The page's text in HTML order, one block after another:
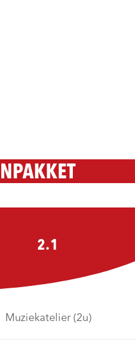
2.1
Muziekatelier (2u)